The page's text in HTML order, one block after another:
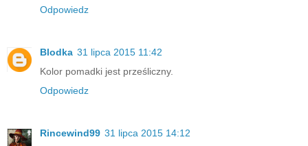
Odpowiedz
Blodka 31 lipca 2015 11:42
Kolor pomadki jest prześliczny.
Odpowiedz
Rincewind99 31 lipca 2015 14:12